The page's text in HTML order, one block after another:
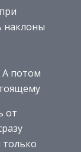
наклоны
А потом
от